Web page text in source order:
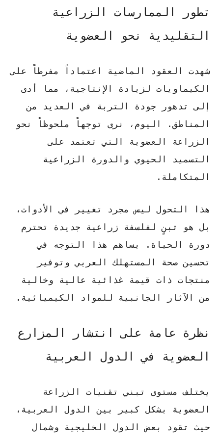
تطور الممارسات الزراعية
التقليدية نحو العضوية
شهدت العقود الماضية اعتماداً مفرطاً على
الكيماويات لزيادة الإنتاجية، مما أدى
إلى تدهور جودة التربة في العديد من
المناطق. اليوم، نرى توجهاً ملحوظاً نحو
الزراعة العضوية التي تعتمد على
التسميد الحيوي والدورة الزراعية
المتكاملة.
هذا التحول ليس مجرد تغيير في الأدوات،
بل هو تبنٍ لفلسفة زراعية جديدة تحترم
دورة الحياة. يساهم هذا التوجه في
تحسين صحة المستهلك العربي وتوفير
منتجات ذات قيمة غذائية عالية وخالية
من الآثار الجانبية للمواد الكيميائية.
نظرة عامة على انتشار المزارع
العضوية في الدول العربية
يختلف مستوى تبني تقنيات
الزراعة
العضوية بشكل كبير بين الدول العربية،
حيث تقود بعض الدول الخليجية وشمال